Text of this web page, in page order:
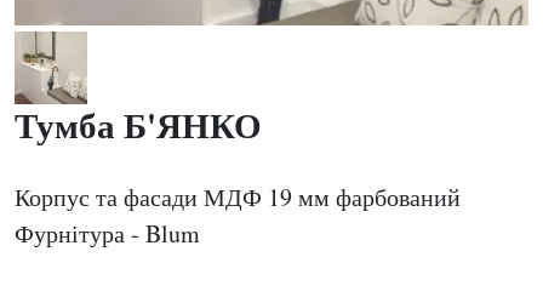
Тумба Б'ЯНКО
Корпус та фасади МДФ 19 мм фарбований
Фурнітура - Blum